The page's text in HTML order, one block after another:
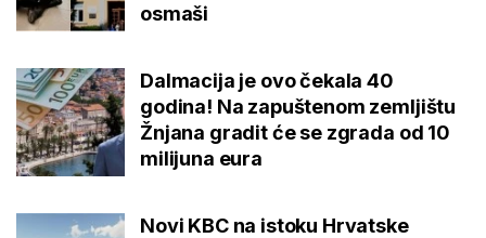
osmaši
Dalmacija je ovo čekala 40
godina! Na zapuštenom zemljištu
Žnjana gradit će se zgrada od 10
milijuna eura
Novi KBC na istoku Hrvatske